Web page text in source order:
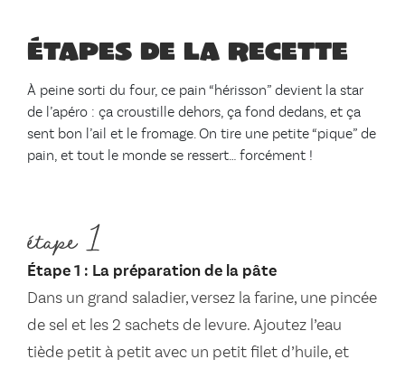
Étapes de la recette
À peine sorti du four, ce pain “hérisson” devient la star
de l’apéro : ça croustille dehors, ça fond dedans, et ça
sent bon l’ail et le fromage. On tire une petite “pique” de
pain, et tout le monde se ressert… forcément !
étape 1
Étape 1 : La préparation de la pâte
Dans un grand saladier, versez la farine, une pincée
de sel et les 2 sachets de levure. Ajoutez l’eau
tiède petit à petit avec un petit filet d’huile, et